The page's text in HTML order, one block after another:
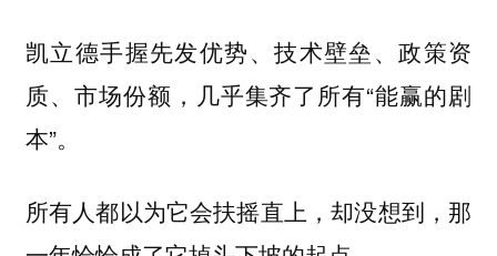
凯立德手握先发优势、技术壁垒、政策资
质、市场份额，几乎集齐了所有“能赢的剧
本”。
所有人都以为它会扶摇直上，却没想到，那